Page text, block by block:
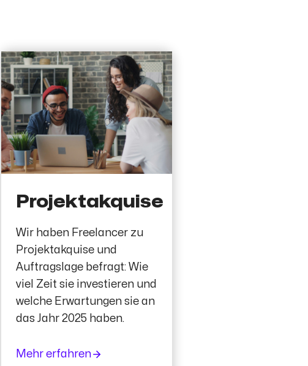
Projektakquise
Wir haben Freelancer zu
Projektakquise und
Auftragslage befragt: Wie
viel Zeit sie investieren und
welche Erwartungen sie an
das Jahr 2025 haben.
Mehr erfahren